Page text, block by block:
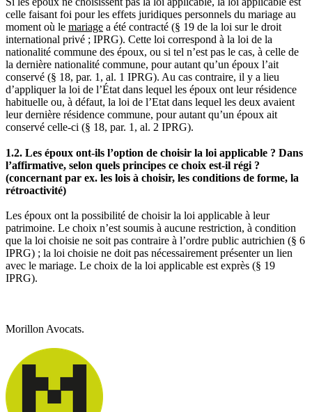
celle faisant foi pour les effets juridiques personnels du mariage au
moment où le mariage a été contracté (§ 19 de la loi sur le droit
international privé ; IPRG). Cette loi correspond à la loi de la
nationalité commune des époux, ou si tel n’est pas le cas, à celle de
la dernière nationalité commune, pour autant qu’un époux l’ait
conservé (§ 18, par. 1, al. 1 IPRG). Au cas contraire, il y a lieu
d’appliquer la loi de l’État dans lequel les époux ont leur résidence
habituelle ou, à défaut, la loi de l’Etat dans lequel les deux avaient
leur dernière résidence commune, pour autant qu’un époux ait
conservé celle-ci (§ 18, par. 1, al. 2 IPRG).
1.2. Les époux ont-ils l’option de choisir la loi applicable ? Dans
l’affirmative, selon quels principes ce choix est-il régi ?
(concernant par ex. les lois à choisir, les conditions de forme, la
rétroactivité)
Les époux ont la possibilité de choisir la loi applicable à leur
patrimoine. Le choix n’est soumis à aucune restriction, à condition
que la loi choisie ne soit pas contraire à l’ordre public autrichien (§ 6
IPRG) ; la loi choisie ne doit pas nécessairement présenter un lien
avec le mariage. Le choix de la loi applicable est exprès (§ 19
IPRG).
Morillon Avocats.